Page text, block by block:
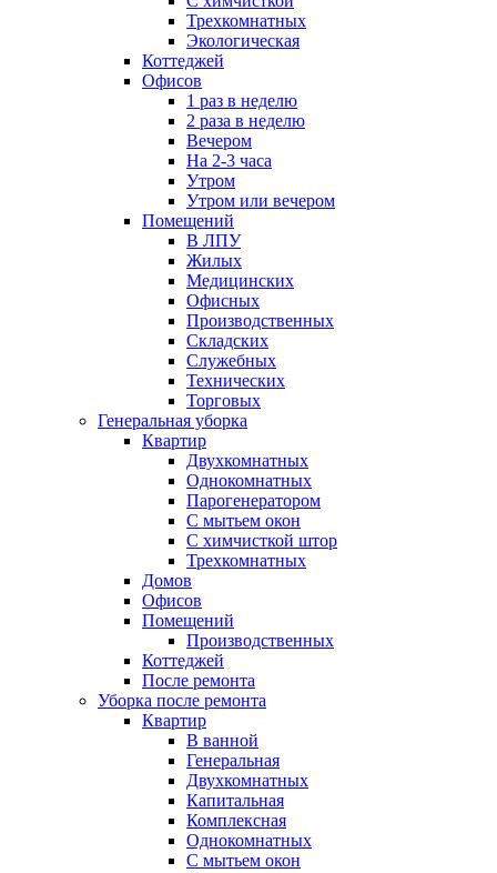
Трехкомнатных
Экологическая
Коттеджей
Офисов
1 раз в неделю
2 раза в неделю
Вечером
На 2-3 часа
Утром
Утром или вечером
Помещений
В ЛПУ
Жилых
Медицинских
Офисных
Производственных
Складских
Служебных
Технических
Торговых
Генеральная уборка
Квартир
Двухкомнатных
Однокомнатных
Парогенератором
С мытьем окон
С химчисткой штор
Трехкомнатных
Домов
Офисов
Помещений
Производственных
Коттеджей
После ремонта
Уборка после ремонта
Квартир
В ванной
Генеральная
Двухкомнатных
Капитальная
Комплексная
Однокомнатных
С мытьем окон